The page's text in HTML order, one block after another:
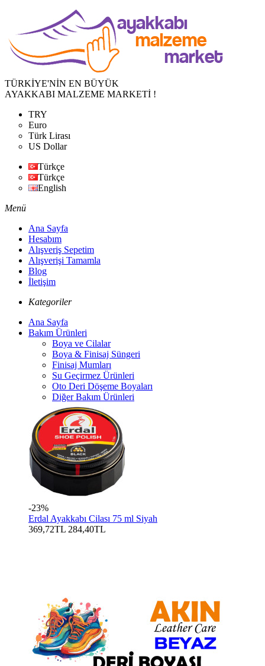
TÜRKİYE'NİN EN BÜYÜK
AYAKKABI MALZEME MARKETİ !
TRY
Euro
Türk Lirası
US Dollar
Türkçe
Türkçe
English
Menü
Ana Sayfa
Hesabım
Alışveriş Sepetim
Alışverişi Tamamla
Blog
İletişim
Kategoriler
Ana Sayfa
Bakım Ürünleri
Boya ve Cilalar
Boya & Finisaj Süngeri
Finisaj Mumları
Su Geçirmez Ürünleri
Oto Deri Döşeme Boyaları
Diğer Bakım Ürünleri
-23%
Erdal Ayakkabı Cilası 75 ml Siyah
369,72TL 284,40TL